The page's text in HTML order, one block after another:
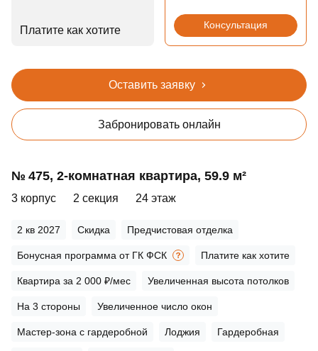
Платите как хотите Консультация
Оставить заявку
Забронировать онлайн
№ 475, 2‑комнатная квартира, 59.9 м²
3 корпус 2 секция 24 этаж
2 кв 2027 Скидка Предчистовая отделка
Бонусная программа от ГК ФСК Платите как хотите
Квартира за 2 000 ₽/мес Увеличенная высота потолков
На 3 стороны Увеличенное число окон
Мастер-зона с гардеробной Лоджия Гардеробная